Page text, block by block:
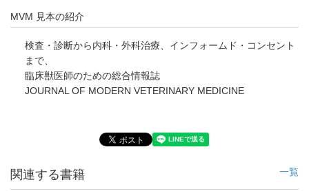
MVM 見本の紹介
検査・診断から内科・外科治療、インフォームド・コンセント
まで、
臨床獣医師のための総合情報誌
JOURNAL OF MODERN VETERINARY MEDICINE
関連する書籍 一覧